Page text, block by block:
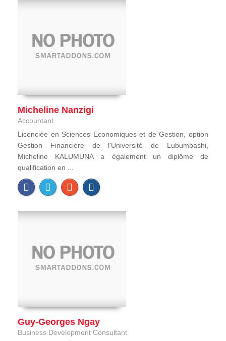
Micheline Nanzigi
Accountant
Licenciée en Sciences Economiques et de Gestion, option
Gestion Financière de l'Université de Lubumbashi,
Micheline KALUMUNA a également un diplôme de
qualification en ...
Guy-Georges Ngay
Business Development Consultant